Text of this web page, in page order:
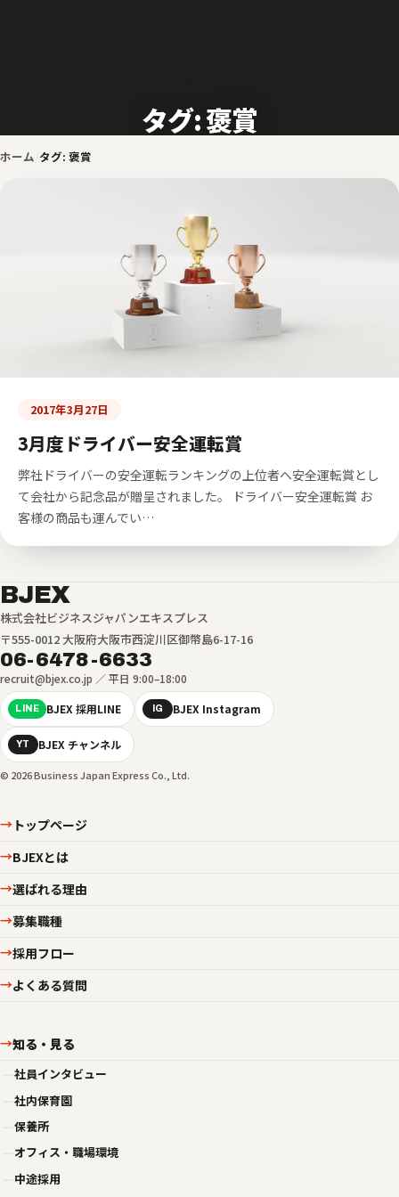
タグ: 褒賞
ホーム タグ: 褒賞
2017年3月27日
3月度ドライバー安全運転賞
弊社ドライバーの安全運転ランキングの上位者へ安全運転賞とし
て会社から記念品が贈呈されました。 ドライバー安全運転賞 お
客様の商品も運んでい…
BJEX
株式会社ビジネスジャパンエキスプレス
〒555-0012 大阪府大阪市西淀川区御幣島6-17-16
06-6478-6633
recruit@bjex.co.jp ／ 平日 9:00–18:00
LINE BJEX 採用LINE IG BJEX Instagram
YT BJEX チャンネル
© 2026 Business Japan Express Co., Ltd.
→ トップページ
→BJEXとは
→選ばれる理由
→募集職種
→採用フロー
→よくある質問
→知る・見る
社員インタビュー
社内保育園
保養所
オフィス・職場環境
中途採用